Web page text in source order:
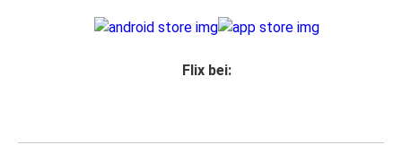
Flix bei: